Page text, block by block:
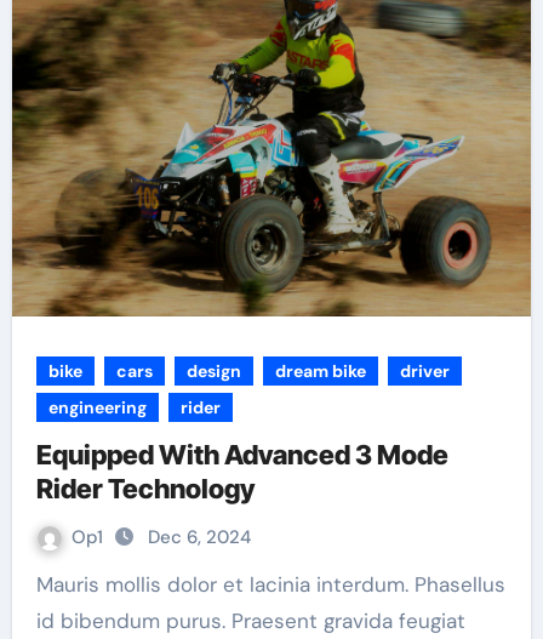
bike cars design dream bike
driver
engineering
rider
Equipped With Advanced 3 Mode
Rider Technology
Op1 Dec 6, 2024
Mauris mollis dolor et lacinia interdum. Phasellus
id bibendum purus. Praesent gravida feugiat